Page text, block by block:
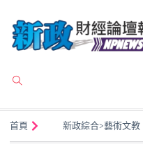
首頁 新政綜合>藝術文教